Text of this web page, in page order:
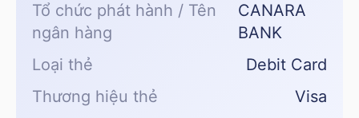
Tổ chức phát hành / Tên
ngân hàng
CANARA
BANK
Loại thẻ
Debit Card
Thương hiệu thẻ
Visa